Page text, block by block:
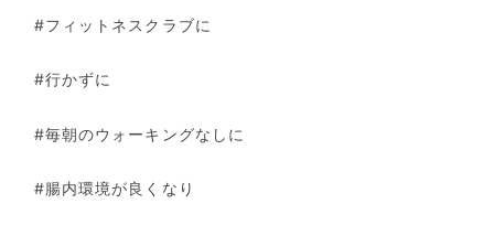
#フィットネスクラブに
#行かずに
#毎朝のウォーキングなしに
#腸内環境が良くなり